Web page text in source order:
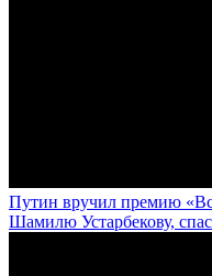
Путин вручил премию
Шамилю Устарбекову,